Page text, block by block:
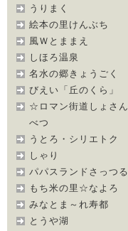
うりまく
絵本の里けんぶち
風Ｗとままえ
しほろ温泉
名水の郷きょうごく
びえい「丘のくら」
☆ロマン街道しょさん
べつ
うとろ・シリエトク
しゃり
パパスランドさっつる
もち米の里☆なよろ
みなとま～れ寿都
とうや湖